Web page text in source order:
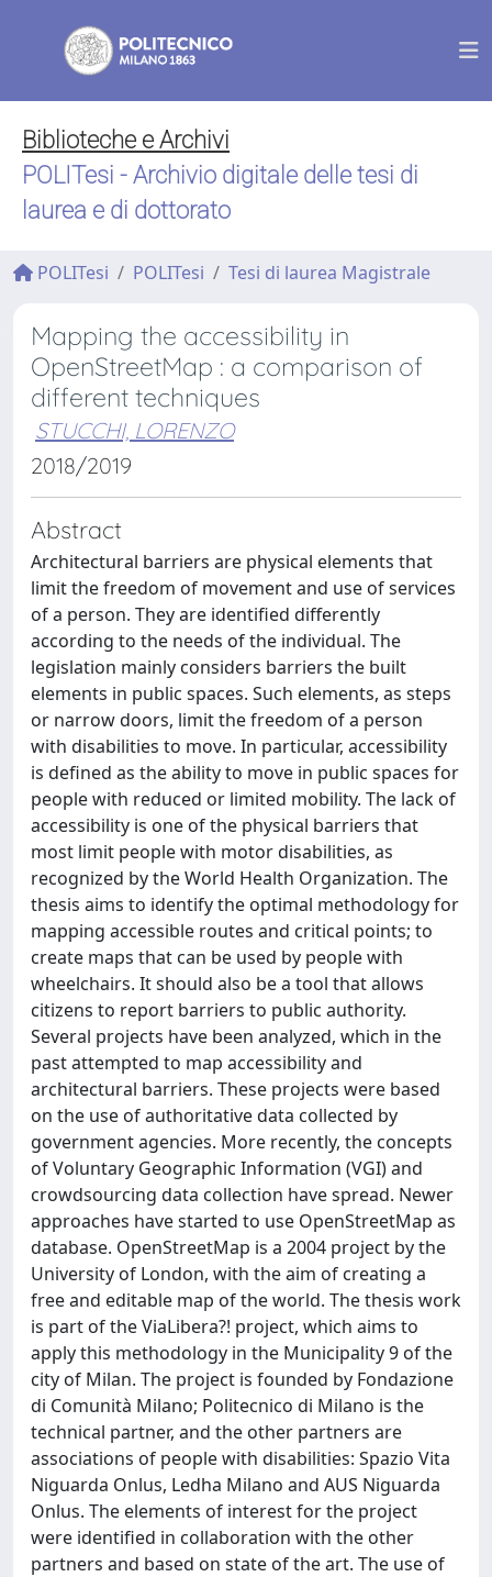
Biblioteche e Archivi
POLITesi - Archivio digitale delle tesi di
laurea e di dottorato
POLITesi POLITesi Tesi di laurea Magistrale
Mapping the accessibility in
OpenStreetMap : a comparison of
different techniques
STUCCHI, LORENZO
2018/2019
Abstract
Architectural barriers are physical elements that
limit the freedom of movement and use of services
of a person. They are identified differently
according to the needs of the individual. The
legislation mainly considers barriers the built
elements in public spaces. Such elements, as steps
or narrow doors, limit the freedom of a person
with disabilities to move. In particular, accessibility
is defined as the ability to move in public spaces for
people with reduced or limited mobility. The lack of
accessibility is one of the physical barriers that
most limit people with motor disabilities, as
recognized by the World Health Organization. The
thesis aims to identify the optimal methodology for
mapping accessible routes and critical points; to
create maps that can be used by people with
wheelchairs. It should also be a tool that allows
citizens to report barriers to public authority.
Several projects have been analyzed, which in the
past attempted to map accessibility and
architectural barriers. These projects were based
on the use of authoritative data collected by
government agencies. More recently, the concepts
of Voluntary Geographic Information (VGI) and
crowdsourcing data collection have spread. Newer
approaches have started to use OpenStreetMap as
database. OpenStreetMap is a 2004 project by the
University of London, with the aim of creating a
free and editable map of the world. The thesis work
is part of the ViaLibera?! project, which aims to
apply this methodology in the Municipality 9 of the
city of Milan. The project is founded by Fondazione
di Comunità Milano; Politecnico di Milano is the
technical partner, and the other partners are
associations of people with disabilities: Spazio Vita
Niguarda Onlus, Ledha Milano and AUS Niguarda
Onlus. The elements of interest for the project
were identified in collaboration with the other
partners and based on state of the art. The use of